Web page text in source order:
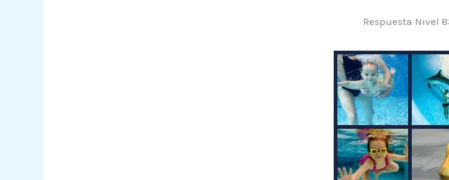
Respuesta Nivel